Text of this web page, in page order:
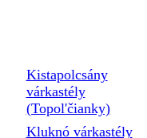
Kistapolcsány
várkastély
(Topol'čianky)
Kluknó várkastély